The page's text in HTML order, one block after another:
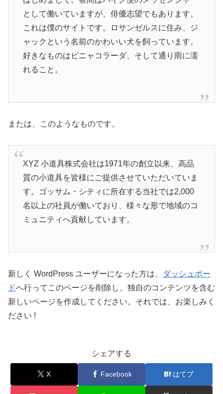
として働いていますが、俳優志望でもあります。
これは僕のサイトです。ロサンゼルスに住み、ジ
ャックという名前のかわいい犬を飼っています。
好きなものはピニャコラーダ、そして通り雨に濡
れること。
または、このようなものです。
XYZ 小道具株式会社は1971年の創立以来、高品
質の小道具を皆様にご提供させていただいていま
す。ゴッサム・シティに所在する当社では2,000
名以上の社員が働いており、様々な形で地域のコ
ミュニティへ貢献しています。
新しく WordPress ユーザーになった方は、
ダッシュボー
ドへ行ってこのページを削除し、独自のコンテンツを含む
新しいページを作成してください。それでは、お楽しみく
ださい !
シェアする
X Facebook はてブ